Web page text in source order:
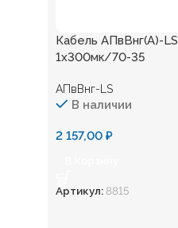
Кабель АПвВнг(А)-LS
1х300мк/70-35
АПвВнг-LS
В наличии
2 157,00 ₽
Артикул:8815